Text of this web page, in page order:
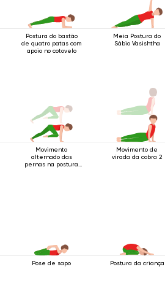
Postura do bastão
de quatro patas com
apoio no cotovelo
Meia Postura do
Sábio Vasishtha
Movimento
alternado das
pernas na postura
Movimento de
virada da cobra 2
Pose de sapo Postura da criança